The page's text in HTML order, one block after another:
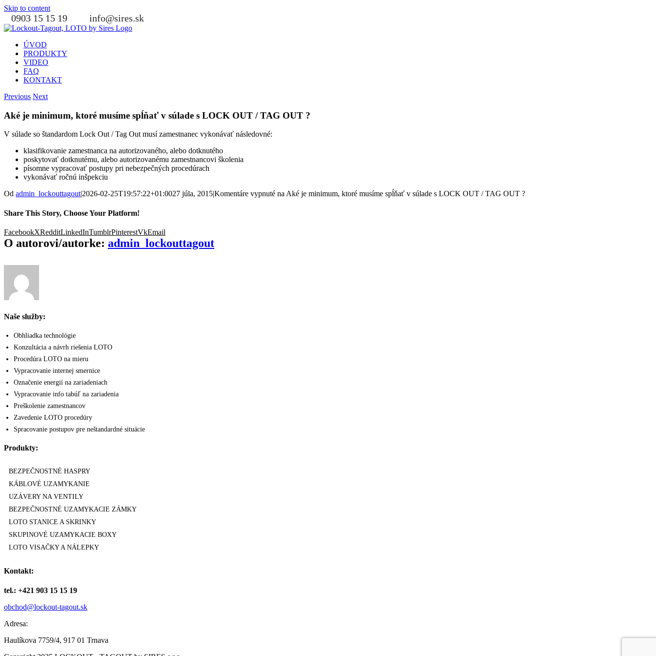
Skip to content
0903 15 15 19 info@sires.sk
ÚVOD
PRODUKTY
VIDEO
FAQ
KONTAKT
Previous Next
Aké je minimum, ktoré musíme spĺňať v súlade s LOCK OUT / TAG OUT ?
V súlade so štandardom Lock Out / Tag Out musí zamestnanec vykonávať následovné:
klasifikovanie zamestnanca na autorizovaného, alebo dotknutého
poskytovať dotknutému, alebo autorizovanému zamestnancovi školenia
písomne vypracovať postupy pri nebezpečných procedúrach
vykonávať ročnú inšpekciu
Od admin_lockouttagout|2026-02-25T19:57:22+01:0027 júla, 2015|Komentáre vypnuté na Aké je minimum, ktoré musíme spĺňať v súlade s LOCK OUT / TAG OUT ?
Share This Story, Choose Your Platform!
FacebookXRedditLinkedInTumblrPinterestVkEmail
O autorovi/autorke: admin_lockouttagout
Naše služby:
Obhliadka technológie
Konzultácia a návrh riešenia LOTO
Procedúra LOTO na mieru
Vypracovanie internej smernice
Označenie energií na zariadeniach
Vypracovanie info tabúľ na zariadenia
Preškolenie zamestnancov
Zavedenie LOTO procedúry
Spracovanie postupov pre neštandardné situácie
Produkty:
BEZPEČNOSTNÉ HASPRY
KÁBLOVÉ UZAMYKANIE
UZÁVERY NA VENTILY
BEZPEČNOSTNÉ UZAMYKACIE ZÁMKY
LOTO STANICE A SKRINKY
SKUPINOVÉ UZAMYKACIE BOXY
LOTO VISAČKY A NÁLEPKY
Kontakt:
tel.: +421 903 15 15 19
obchod@lockout-tagout.sk
Adresa:
Haulíkova 7759/4, 917 01 Trnava